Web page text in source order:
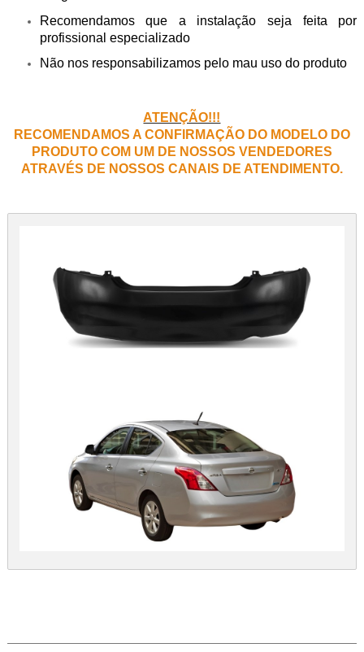
Recomendamos que a instalação seja feita por
profissional especializado
Não nos responsabilizamos pelo mau uso do produto
ATENÇÃO!!!
RECOMENDAMOS A CONFIRMAÇÃO DO MODELO DO
PRODUTO COM UM DE NOSSOS VENDEDORES
ATRAVÉS DE NOSSOS CANAIS DE ATENDIMENTO.